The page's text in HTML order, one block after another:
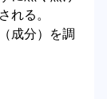
れる。
成分）を調